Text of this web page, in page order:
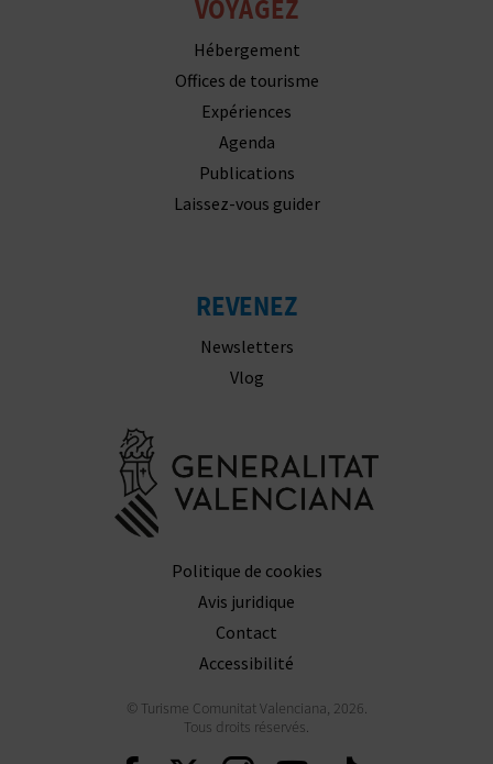
Expériences
Agenda
Publications
Laissez-vous guider
Newsletters
Politique de cookies
Contact
Accessibilité
© Turisme Comunitat Valenciana, 2026.
Tous droits réservés.
Continuer sur
Continuer sur
Continuer sur
Continuer